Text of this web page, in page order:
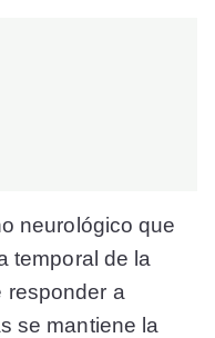
neurológico que
temporal de la
responder a
se mantiene la